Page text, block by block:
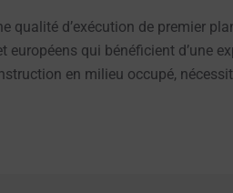
qualité d’exécution de premier
européens qui bénéficient d’une
en milieu occupé,